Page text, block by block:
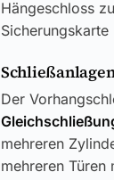
Hängeschloss
Der
mehreren
mehreren Türen